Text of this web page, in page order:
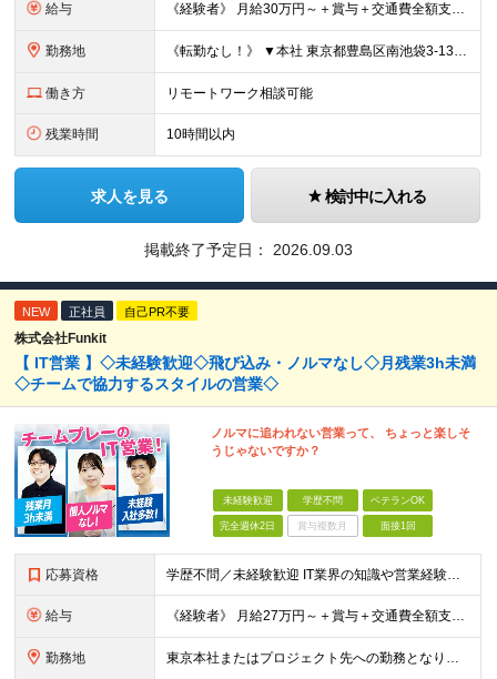
給与 《経験者》 月給30万円～＋賞与＋交通費全額支給 《未経験者》 月給23万円～＋賞与＋交通費全額支給 ※上記月給には固定残業代（20時間分／《経験者》40,600円～《未経験者》31,100円～）
勤務地 《転勤なし！》 ▼本社 東京都豊島区南池袋3-13-8 ホウエイビル9F ▼開発拠点 東京都豊島区南池袋3-13-5 KJ南池袋ビル4階 【東京本社or首都圏の各プロジェクト先】 ▼各プロジェクト
働き方 リモートワーク相談可能
残業時間 10時間以内
求人を見る 検討中に入れる
掲載終了予定日： 2026.09.03
NEW 正社員 自己PR不要
株式会社Funkit
【 IT営業 】◇未経験歓迎◇飛び込み・ノルマなし◇月残業3h未満
◇チームで協力するスタイルの営業◇
ノルマに追われない営業って、 ちょっと楽しそ
うじゃないですか？
未経験歓迎 学歴不問 ベテランOK
完全週休2日 賞与複数月 面接1回
応募資格 学歴不問／未経験歓迎 IT業界の知識や営業経験は問いません。 大切にしたいのは、これまでの経歴よりも「人と話すことが好き」「チームで仕事を進めたい」という気持ちです。 ◆ こんな方とお会いしたいで
給与 《経験者》 月給27万円～＋賞与＋交通費全額支給 《未経験者》 月給23万円～＋賞与＋交通費全額支給 ※上記月給には固定残業代（20時間分／《経験者》34,000円～《未経験者》31,100円～）
勤務地 東京本社またはプロジェクト先への勤務となります ■本社 東京都豊島区南池袋3-13-8 ホウエイビル9F ＜アクセス＞ 各線「池袋駅」から徒歩5分 ■東京開発センター 東京都豊島区南池袋3-13-